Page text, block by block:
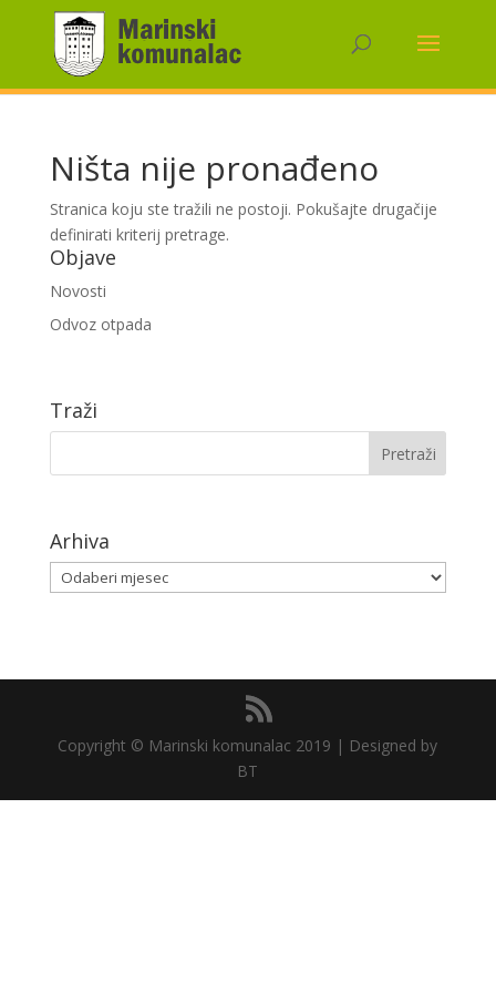
Ništa nije pronađeno
Stranica koju ste tražili ne postoji. Pokušajte drugačije
definirati kriterij pretrage.
Objave
Novosti
Odvoz otpada
Traži
Arhiva
Arhiva
Copyright © Marinski komunalac 2019 | Designed by
BT